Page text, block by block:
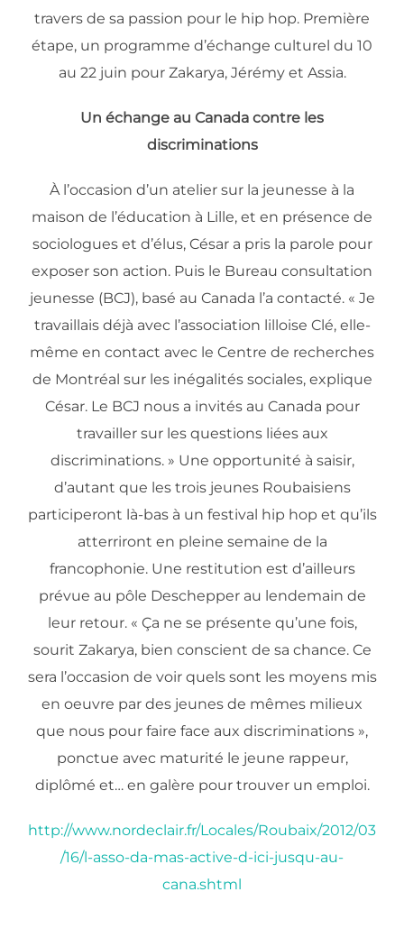
travers de sa passion pour le hip hop. Première
étape, un programme d’échange culturel du 10
au 22 juin pour Zakarya, Jérémy et Assia.
Un échange au Canada contre les
discriminations
À l’occasion d’un atelier sur la jeunesse à la
maison de l’éducation à Lille, et en présence de
sociologues et d’élus, César a pris la parole pour
exposer son action. Puis le Bureau consultation
jeunesse (BCJ), basé au Canada l’a contacté. « Je
travaillais déjà avec l’association lilloise Clé, elle-
même en contact avec le Centre de recherches
de Montréal sur les inégalités sociales, explique
César. Le BCJ nous a invités au Canada pour
travailler sur les questions liées aux
discriminations. » Une opportunité à saisir,
d’autant que les trois jeunes Roubaisiens
participeront là-bas à un festival hip hop et qu’ils
atterriront en pleine semaine de la
francophonie. Une restitution est d’ailleurs
prévue au pôle Deschepper au lendemain de
leur retour. « Ça ne se présente qu’une fois,
sourit Zakarya, bien conscient de sa chance. Ce
sera l’occasion de voir quels sont les moyens mis
en oeuvre par des jeunes de mêmes milieux
que nous pour faire face aux discriminations »,
ponctue avec maturité le jeune rappeur,
diplômé et… en galère pour trouver un emploi.
http://www.nordeclair.fr/Locales/Roubaix/2012/03
/16/l-asso-da-mas-active-d-ici-jusqu-au-
cana.shtml